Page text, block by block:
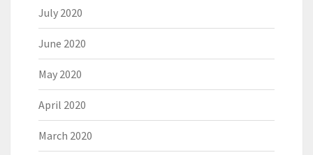
July 2020
June 2020
May 2020
April 2020
March 2020